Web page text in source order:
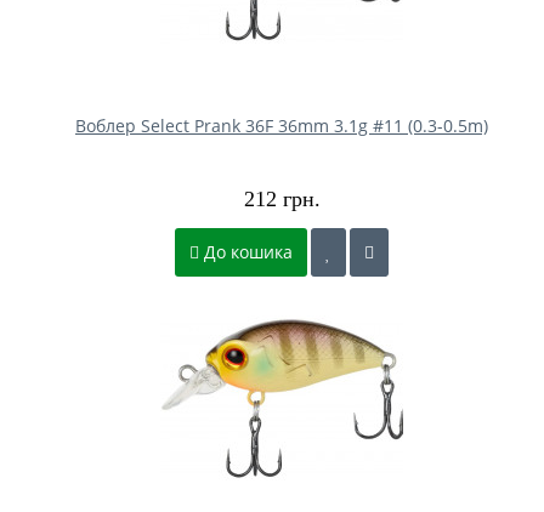
Воблер Select Prank 36F 36mm 3.1g #11 (0.3-0.5m)
212 грн.
До кошика